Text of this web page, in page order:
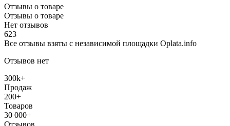
Отзывы о товаре
Отзывы о товаре
Нет отзывов
623
Все отзывы взяты с независимой площадки Oplata.info
Отзывов нет
300k+
Продаж
200+
Товаров
30 000+
Отзывов